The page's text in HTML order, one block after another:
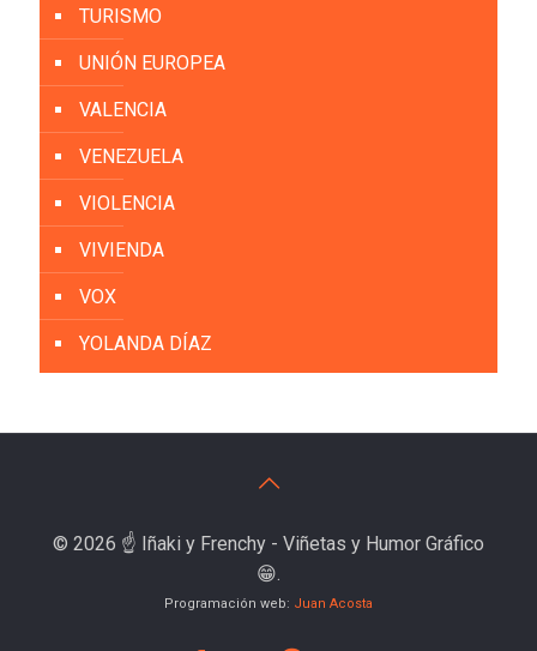
TURISMO
UNIÓN EUROPEA
VALENCIA
VENEZUELA
VIOLENCIA
VIVIENDA
VOX
YOLANDA DÍAZ
© 2026 ☝️ Iñaki y Frenchy - Viñetas y Humor Gráfico
😁.
Programación web: Juan Acosta